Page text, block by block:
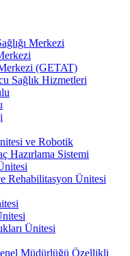
Merkezi
(GETAT)
Sağlık Hizmetleri
ve Robotik
Hazırlama Sistemi
Rehabilitasyon Ünitesi
Ünitesi
Müdürlüğü Özellikli